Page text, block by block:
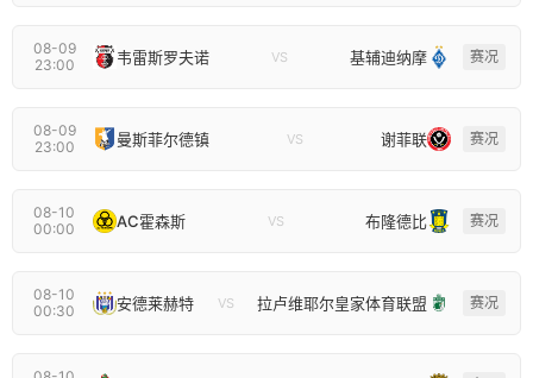
08-09
23:00
韦雷斯罗夫诺 VS 基辅迪纳摩 赛况
08-09
23:00
曼斯菲尔德镇 VS 谢菲联 赛况
08-10
00:00
AC霍森斯 VS 布隆德比 赛况
08-10
00:30
安德莱赫特 VS 拉卢维耶尔皇家体育联盟 赛况